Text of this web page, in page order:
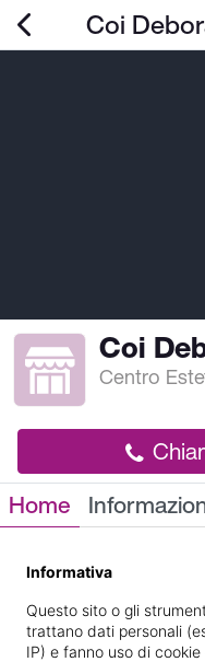
Coi
Coi
Centro
Home
Informazioni
Informativa
Questo sito o gli
trattano dati personali
IP) e fanno uso di